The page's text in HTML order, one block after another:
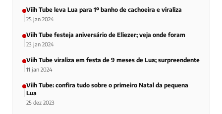
Viih Tube leva Lua para 1º banho de cachoeira e viraliza
25 jan 2024
Viih Tube festeja aniversário de Eliezer; veja onde foram
23 jan 2024
Viih Tube viraliza em festa de 9 meses de Lua; surpreendente
11 jan 2024
Viih Tube: confira tudo sobre o primeiro Natal da pequena
Lua
25 dez 2023